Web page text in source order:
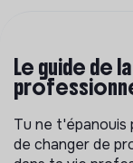
Le guide de
Tu ne t'épanouis
de changer de